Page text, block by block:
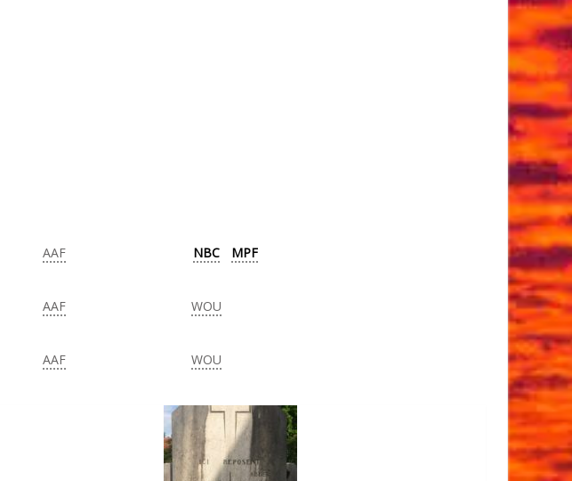
AAF NBC MPF
AAF WOU
AAF WOU